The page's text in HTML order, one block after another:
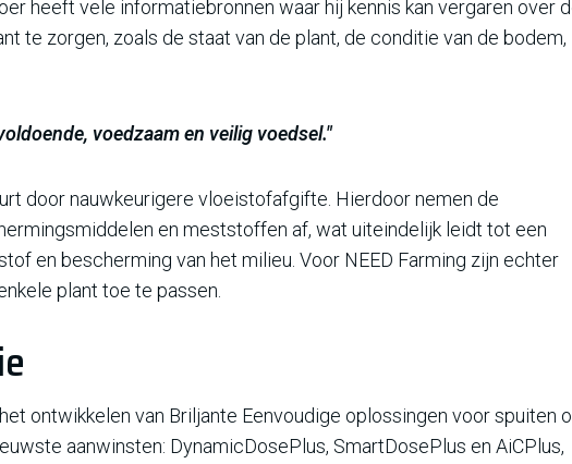
heeft vele informatiebronnen waar hij kennis kan vergaren over
te zorgen, zoals de staat van de plant, de conditie van de bodem,
voedzaam en veilig voedsel."
door nauwkeurigere vloeistofafgifte. Hierdoor nemen de
en meststoffen af, wat uiteindelijk leidt tot een
en bescherming van het milieu. Voor NEED Farming zijn echter
plant toe te passen.
ontwikkelen van Briljante Eenvoudige oplossingen voor spuiten
aanwinsten: DynamicDosePlus, SmartDosePlus en AiCPlus,